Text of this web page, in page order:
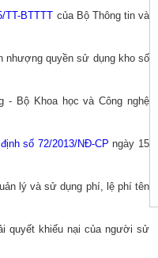
TT-BTTTT của Bộ Thông tin và
nhượng quyền sử dụng kho số
- Bộ Khoa học và Công nghệ
số 72/2013/NĐ-CP ngày 15
lý và sử dụng phí, lệ phí tên
quyết khiếu nại của người sử